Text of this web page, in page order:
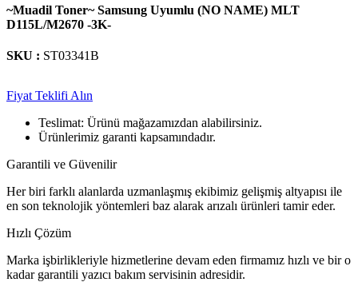
~Muadil Toner~ Samsung Uyumlu (NO NAME) MLT
D115L/M2670 -3K-
SKU : ST03341B
Fiyat Teklifi Alın
Teslimat: Ürünü mağazamızdan alabilirsiniz.
Ürünlerimiz garanti kapsamındadır.
Garantili ve Güvenilir
Her biri farklı alanlarda uzmanlaşmış ekibimiz gelişmiş altyapısı ile
en son teknolojik yöntemleri baz alarak arızalı ürünleri tamir eder.
Hızlı Çözüm
Marka işbirlikleriyle hizmetlerine devam eden firmamız hızlı ve bir o
kadar garantili yazıcı bakım servisinin adresidir.